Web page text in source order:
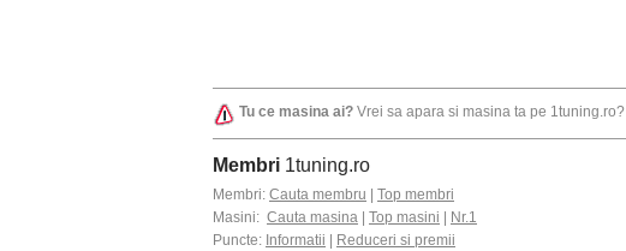
Tu ce masina ai? Vrei sa apara si masina ta pe 1tuning.ro?
Membri 1tuning.ro
Membri: Cauta membru
Top membri
Masini: Cauta masina Top masini
Nr.1
Puncte: Informatii Reduceri si premii